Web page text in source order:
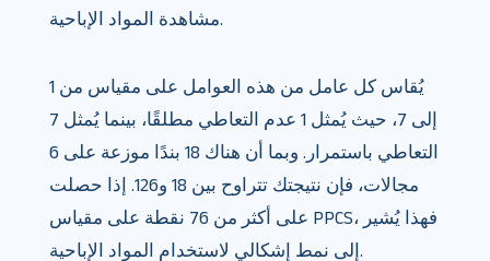
مشاهدة المواد الإباحية.
يُقاس كل عامل من هذه العوامل على مقياس من 1
إلى 7، حيث يُمثل 1 عدم التعاطي مطلقًا، بينما يُمثل 7
التعاطي باستمرار. وبما أن هناك 18 بندًا موزعة على 6
مجالات، فإن نتيجتك تتراوح بين 18 و126. إذا حصلت
على أكثر من 76 نقطة على مقياس PPCS، فهذا يُشير
إلى نمط إشكالي لاستخدام المواد الإباحية.